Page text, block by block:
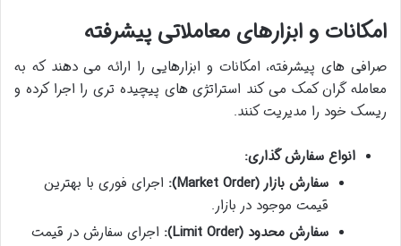
امکانات و ابزارهای معاملاتی پیشرفته
صرافی های پیشرفته، امکانات و ابزارهایی را ارائه می دهند که به
معامله گران کمک می کند استراتژی های پیچیده تری را اجرا کرده و
ریسک خود را مدیریت کنند.
انواع سفارش گذاری:
سفارش بازار (Market Order):
اجرای فوری با بهترین
قیمت موجود در بازار.
سفارش محدود (Limit Order):
اجرای سفارش در قیمت